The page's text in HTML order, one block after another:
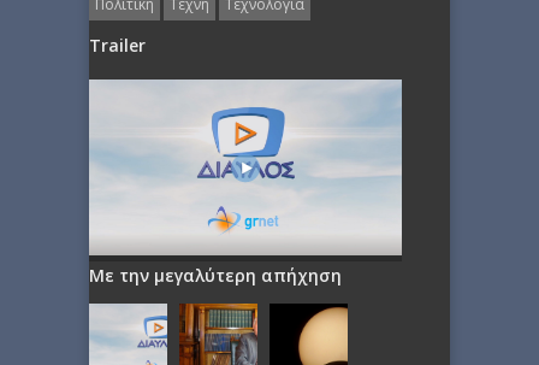
Πολιτική
Τέχνη Τεχνολογία
Trailer
Με την μεγαλύτερη απήχηση